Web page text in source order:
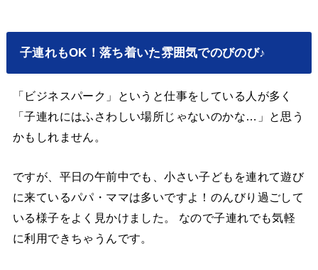
子連れもOK！落ち着いた雰囲気でのびのび♪
「ビジネスパーク」というと仕事をしている人が多く
「子連れにはふさわしい場所じゃないのかな…」と思う
かもしれません。
ですが、平日の午前中でも、小さい子どもを連れて遊び
に来ているパパ・ママは多いですよ！のんびり過ごして
いる様子をよく見かけました。 なので子連れでも気軽
に利用できちゃうんです。